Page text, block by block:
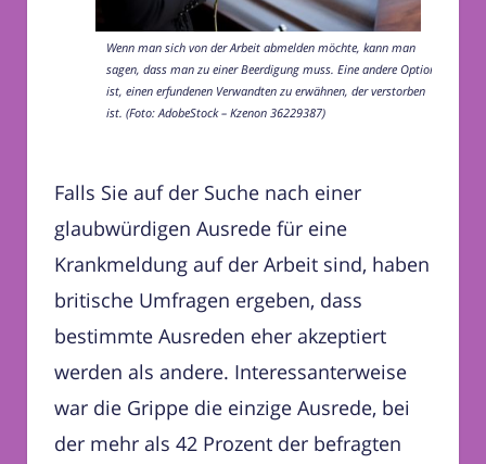
Wenn man sich von der Arbeit abmelden möchte, kann man
sagen, dass man zu einer Beerdigung muss. Eine andere Option
ist, einen erfundenen Verwandten zu erwähnen, der verstorben
ist. (Foto: AdobeStock – Kzenon 36229387)
Falls Sie auf der Suche nach einer
glaubwürdigen Ausrede für eine
Krankmeldung auf der Arbeit sind, haben
britische Umfragen ergeben, dass
bestimmte Ausreden eher akzeptiert
werden als andere. Interessanterweise
war die Grippe die einzige Ausrede, bei
der mehr als 42 Prozent der befragten